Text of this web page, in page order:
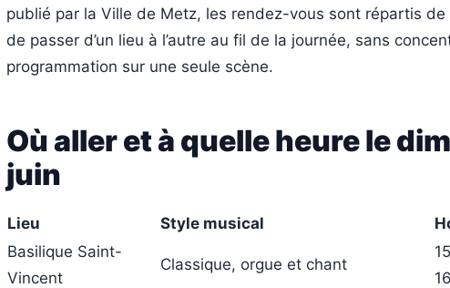
publié par la Ville de Metz, les rendez-vous sont répartis
de passer d’un lieu à l’autre au fil de la journée, sans
programmation sur une seule scène.
Où aller et à quelle heure le
juin
Lieu Style musical
Basilique Saint-
Vincent
Classique, orgue et chant